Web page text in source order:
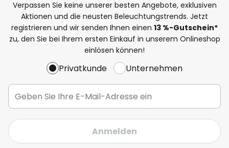
Verpassen Sie keine unserer besten Angebote, exklusiven
Aktionen und die neusten Beleuchtungstrends. Jetzt
registrieren und wir senden Ihnen einen 13 %-Gutschein*
zu, den Sie bei Ihrem ersten Einkauf in unserem Onlineshop
einlösen können!
Privatkunde Unternehmen
Anmelden